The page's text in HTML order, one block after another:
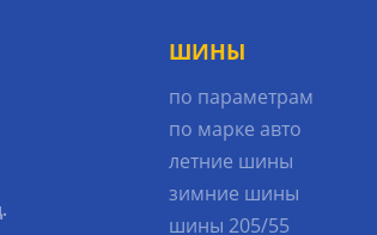
ШИНЫ
по параметрам
по марке авто
летние шины
зимние шины
шины 205/55